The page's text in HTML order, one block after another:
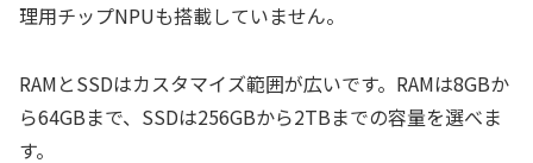
理用チップNPUも搭載していません。
RAMとSSDはカスタマイズ範囲が広いです。RAMは8GBか
ら64GBまで、SSDは256GBから2TBまでの容量を選べま
す。